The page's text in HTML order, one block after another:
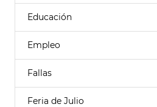
Educación
Empleo
Fallas
Feria de Julio